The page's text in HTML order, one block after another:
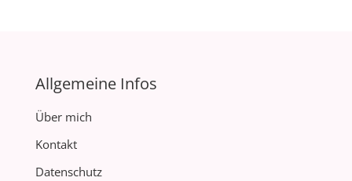
Allgemeine Infos
Über mich
Kontakt
Datenschutz